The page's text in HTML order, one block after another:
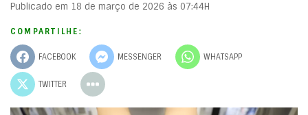
Publicado em 18 de março de 2026 às 07:44H
COMPARTILHE:
FACEBOOK MESSENGER WHATSAPP
TWITTER